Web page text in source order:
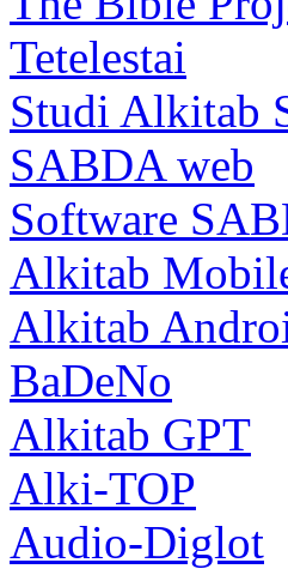
Tetelestai
Studi Alkitab
SABDA web
Software
Alkitab
Alkitab
BaDeNo
Alkitab GPT
Alki-TOP
Audio-Diglot